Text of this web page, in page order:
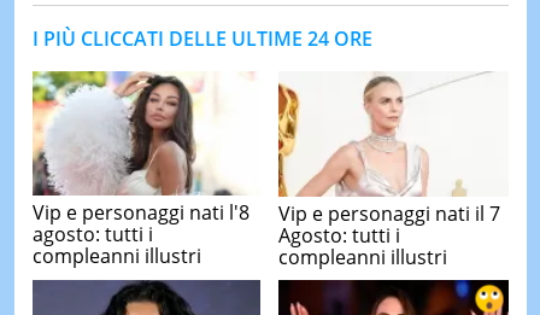
I PIÙ CLICCATI DELLE ULTIME 24 ORE
Vip e personaggi nati l'8
agosto: tutti i
compleanni illustri
Vip e personaggi nati il 7
Agosto: tutti i
compleanni illustri